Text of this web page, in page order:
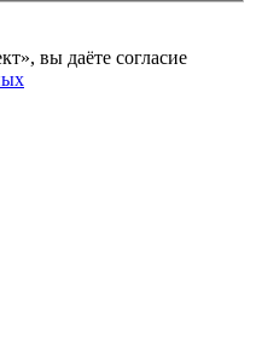
вы даёте согласие